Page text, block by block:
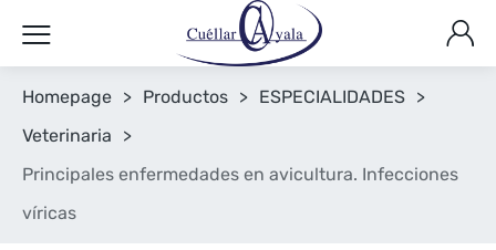
Homepage > Productos > ESPECIALIDADES >
Veterinaria
>
Principales enfermedades en avicultura. Infecciones
víricas